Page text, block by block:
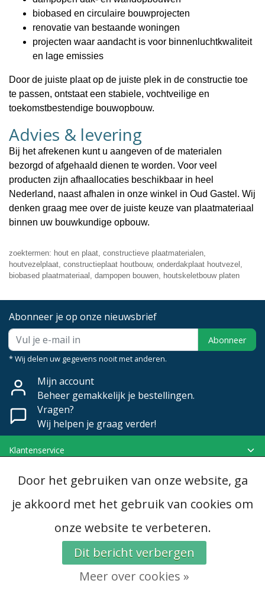
biobased en circulaire bouwprojecten
renovatie van bestaande woningen
projecten waar aandacht is voor binnenluchtkwaliteit
en lage emissies
Door de juiste plaat op de juiste plek in de constructie toe
te passen, ontstaat een stabiele, vochtveilige en
toekomstbestendige bouwopbouw.
Advies & levering
Bij het afrekenen kunt u aangeven of de materialen
bezorgd ofafgehaald dienen te worden. Voor veel
producten zijn afhaallocaties beschikbaar in heel
Nederland, naast afhalen in onze winkel in Oud Gastel. Wij
denken graag mee over de juiste keuze van plaatmateriaal
binnen uw bouwkundige opbouw.
zoektermen: hout en plaat, constructieve plaatmaterialen,
houtvezelplaat, constructieplaat houtbouw, onderdakplaat houtvezel,
biobased plaatmateriaal, dampopen bouwen, houtskeletbouw platen
Abonneer je op onze nieuwsbrief
Abonneer
* Wij delen uw gegevens nooit met anderen.
Mijn account
Beheer gemakkelijk je bestellingen.
Vragen?
Wij helpen je graag verder!
Klantenservice
Categorieën
© Copyright 2026 - Dubomat | RealisatieInStijl Media
Algemene voorwaarden|Disclaimer|Privacy Policy|RSS Feed
Door het gebruiken van onze website, ga
je akkoord met het gebruik van cookies om
onze website te verbeteren.
Dit bericht verbergen
Meer over cookies »